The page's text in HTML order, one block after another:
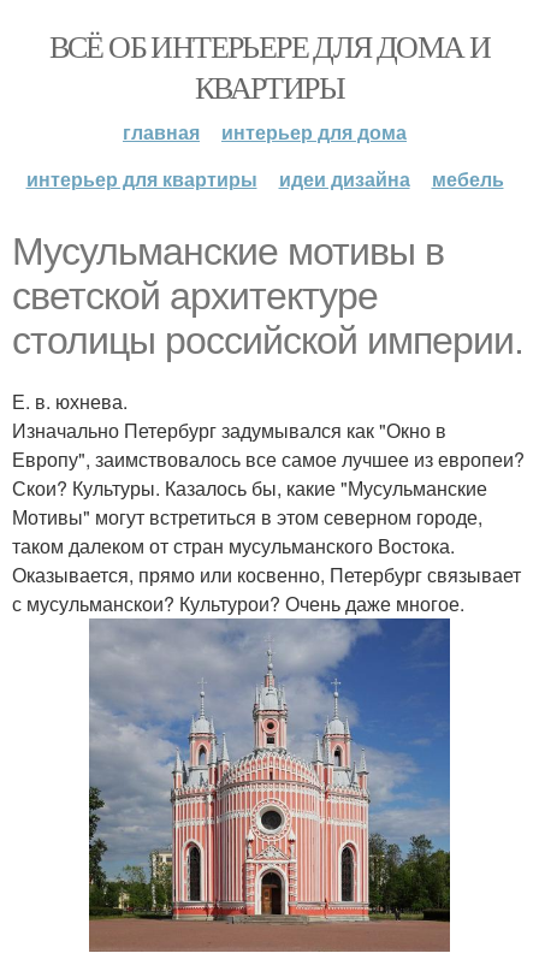
ВСЁ ОБ ИНТЕРЬЕРЕ ДЛЯ ДОМА И
КВАРТИРЫ
главная
интерьер для дома
интерьер для квартиры
идеи дизайна мебель
Мусульманские мотивы в
светской архитектуре
столицы российской империи.
Е. в. юхнева.
Изначально Петербург задумывался как "Окно в
Европу", заимствовалось все самое лучшее из европеи?
Скои? Культуры. Казалось бы, какие "Мусульманские
Мотивы" могут встретиться в этом северном городе,
таком далеком от стран мусульманского Востока.
Оказывается, прямо или косвенно, Петербург связывает
с мусульманскои? Культурои? Очень даже многое.